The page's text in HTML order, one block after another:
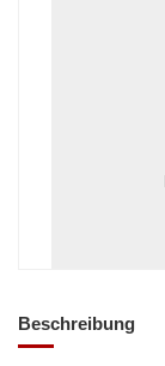
Beschreibung